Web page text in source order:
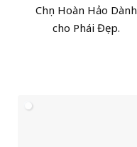
Chọn Hoàn Hảo Dành
cho Phái Đẹp.